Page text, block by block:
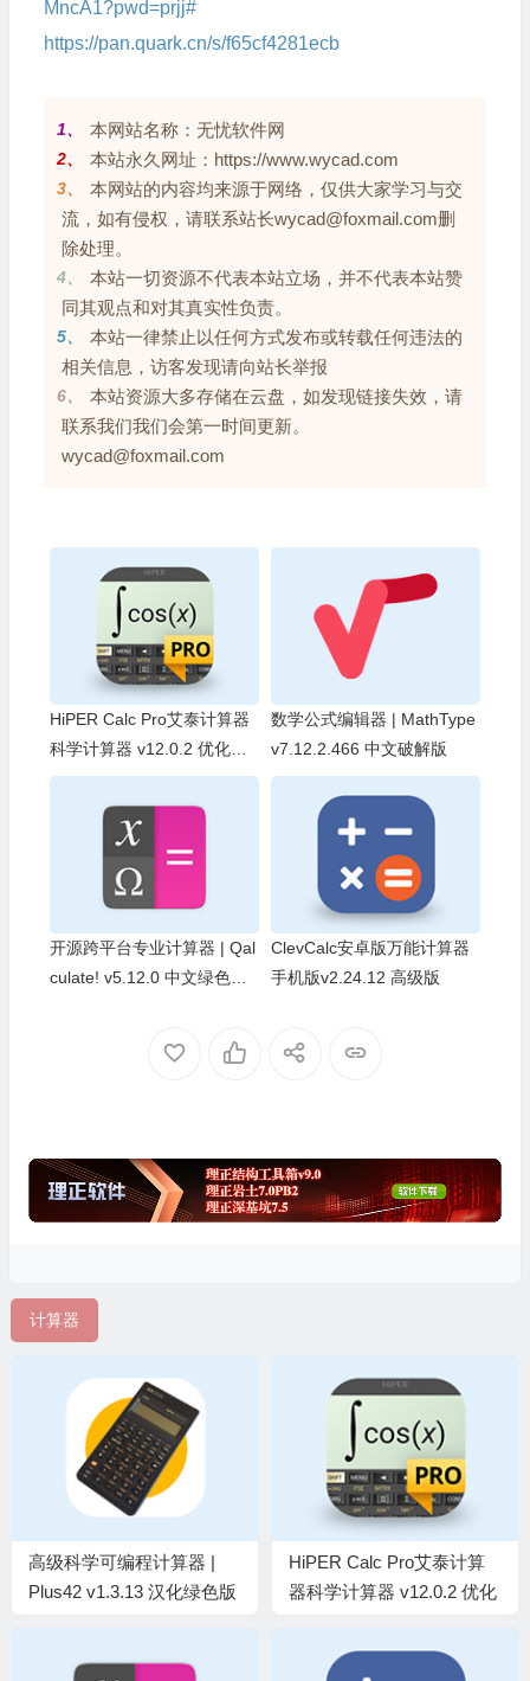
MncA1?pwd=prjj#
https://pan.quark.cn/s/f65cf4281ecb
1、 本网站名称：无忧软件网
2、 本站永久网址：https://www.wycad.com
3、
本网站的内容均来源于网络，仅供大家学习与交
流，如有侵权，请联系站长wycad@foxmail.com删
除处理。
4、
本站一切资源不代表本站立场，并不代表本站赞
同其观点和对其真实性负责。
5、
本站一律禁止以任何方式发布或转载任何违法的
相关信息，访客发现请向站长举报
6、
本站资源大多存储在云盘，如发现链接失效，请
联系我们我们会第一时间更新。
wycad@foxmail.com
HiPER Calc Pro艾泰计算器
科学计算器 v12.0.2 优化解
锁付费专业版
数学公式编辑器 | MathType
v7.12.2.466 中文破解版
开源跨平台专业计算器 | Qal
culate! v5.12.0 中文绿色便
ClevCalc安卓版万能计算器
手机版v2.24.12 高级版
计算器
高级科学可编程计算器 |
Plus42 v1.3.13 汉化绿色版
HiPER Calc Pro艾泰计算
器科学计算器 v12.0.2 优化